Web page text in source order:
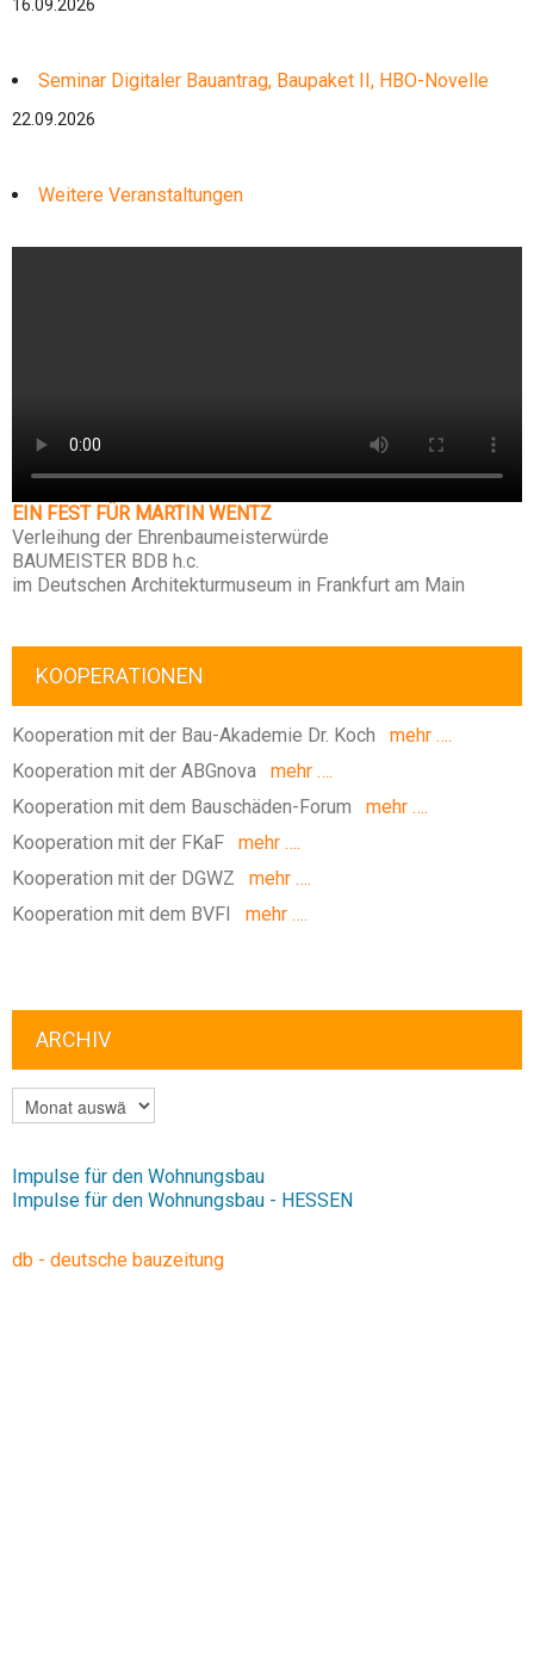
16.09.2026
Seminar Digitaler Bauantrag, Baupaket II, HBO-Novelle
22.09.2026
Weitere Veranstaltungen
EIN FEST FÜR MARTIN WENTZ
Verleihung der Ehrenbaumeisterwürde
BAUMEISTER BDB h.c.
im Deutschen Architekturmuseum in Frankfurt am Main
KOOPERATIONEN
Kooperation mit der Bau-Akademie Dr. Koch mehr ….
Kooperation mit der ABGnova mehr ….
Kooperation mit dem Bauschäden-Forum mehr ….
Kooperation mit der FKaF mehr ….
Kooperation mit der DGWZ mehr ….
Kooperation mit dem BVFI
mehr ….
ARCHIV
ARCHIV
Impulse für den Wohnungsbau
Impulse für den Wohnungsbau - HESSEN
db - deutsche bauzeitung